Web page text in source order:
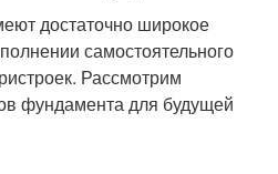
достаточно широкое
самостоятельного
Рассмотрим
фундамента для будущей